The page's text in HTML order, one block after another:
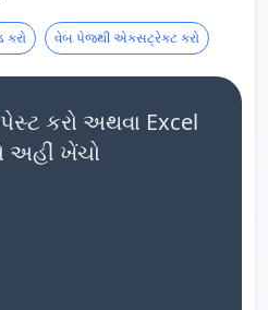
વેબ પેજથી એક્સટ્રેક્ટ કરો
પેસ્ટ કરો અથવા Excel
અહીં ખેંચો